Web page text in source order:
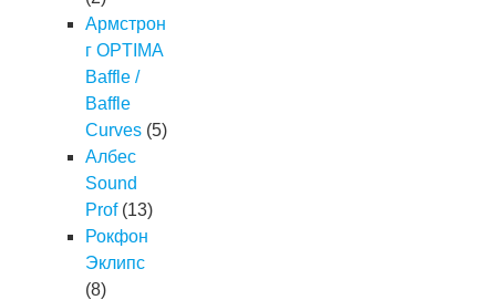
Армстрон
г OPTIMA
Baffle /
Baffle
Curves (5)
Албес
Sound
Prof (13)
Рокфон
Эклипс
(8)